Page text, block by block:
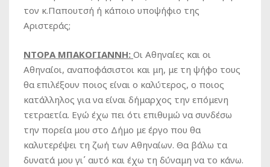
τον κ.Παπουτσή ή κάποιο υποψήφιο της
Αριστεράς;
ΝΤΟΡΑ ΜΠΑΚΟΓΙΑΝΝΗ: Οι Αθηναίες και οι
Αθηναίοι, αναποφάσιστοι και μη, με τη ψήφο τους
θα επιλέξουν ποιος είναι ο καλύτερος, ο ποιος
κατάλληλος για να είναι δήμαρχος την επόμενη
τετραετία. Εγώ έχω πει ότι επιθυμώ να συνδέσω
την πορεία μου στο Δήμο με έργο που θα
καλυτερέψει τη ζωή των Αθηναίων. Θα βάλω τα
δυνατά μου γι΄ αυτό και έχω τη δύναμη να το κάνω.